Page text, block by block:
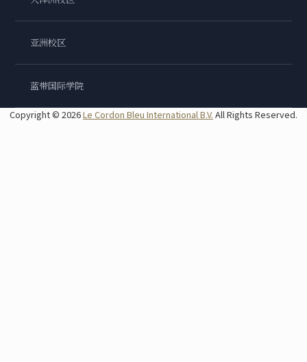
亚洲校区
蓝带国际学院
Copyright © 2026Le Cordon Bleu International B.V. All Rights Reserved.